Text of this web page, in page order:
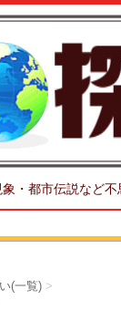
都市伝説など
(一覧) >